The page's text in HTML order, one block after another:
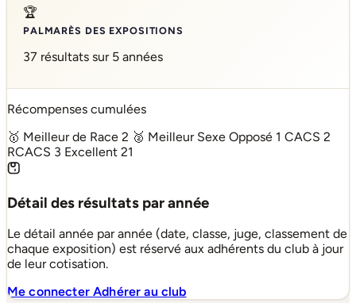
🏆
PALMARÈS DES EXPOSITIONS
37 résultats sur 5 années
Récompenses cumulées
🥇 Meilleur de Race 2 🥈 Meilleur Sexe Opposé 1 CACS 2
RCACS 3 Excellent 21
Détail des résultats par année
Le détail année par année (date, classe, juge, classement de
chaque exposition) est réservé aux adhérents du club à jour
de leur cotisation.
Me connecterAdhérer au club